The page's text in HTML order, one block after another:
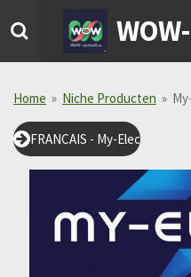
direct
hoofdinhoud
Home » Niche Producten »
FRANCAIS - My-Elec